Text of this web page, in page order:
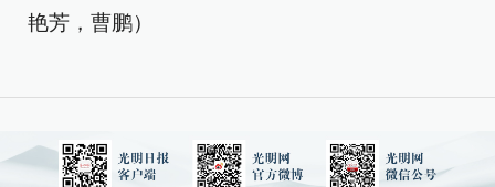
艳芳，曹鹏）